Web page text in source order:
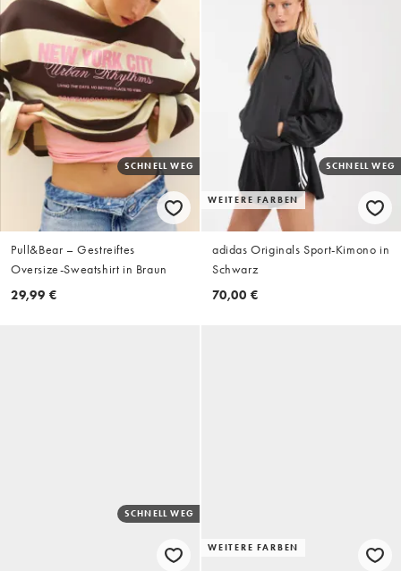
SCHNELL WEG
Pull&Bear – Gestreiftes
Oversize-Sweatshirt in Braun
29,99 €
WEITERE FARBEN
SCHNELL WEG
adidas Originals Sport-Kimono in
Schwarz
70,00 €
SCHNELL WEG
WEITERE FARBEN